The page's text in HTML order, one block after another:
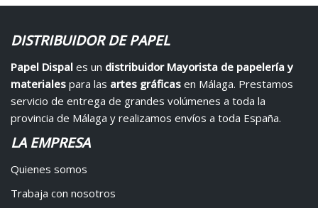
DISTRIBUIDOR DE PAPEL
Papel Dispal es un distribuidor Mayorista de papelería y
materiales para las artes gráficas en Málaga. Prestamos
servicio de entrega de grandes volúmenes a toda la
provincia de Málaga y realizamos envíos a toda España.
LA EMPRESA
Quienes somos
Trabaja con nosotros